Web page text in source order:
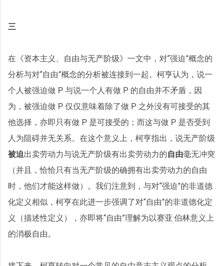
三
在《资本主义、自由与无产阶级》一文中，对“强迫”概念的
分析与对“自由”概念的分析被连接到一起。柯亨认为，说一
个人被强迫做 P 与说一个人有做 P 的自由并不矛盾，因
为，被强迫做 P 仅仅意味着除了做 P 之外没有可接受的其
他选择，亦即只有做 P 是可接受的；而这与做 P 是否受到
人为阻碍并无关系。在这个意义上，柯亨指出，说无产阶级
被迫出卖劳动力与说无产阶级有出卖劳动力的自由毫无冲突
（并且，恰恰只有当无产阶级的确拥有出卖劳动力的自由
时，他们才能这样做）。我们注意到，与对“强迫”的非道德
化定义相似，柯亨在此进一步强调了对“自由”的非道德化定
义（描述性定义），亦即将“自由”理解为以赛亚·伯林意义上
的消极自由。